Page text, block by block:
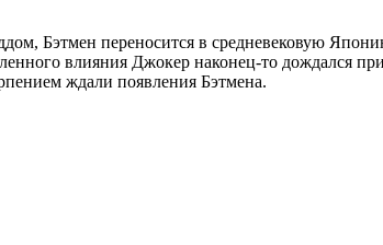
влияния Джокер наконец-то дождался
ждали появления Бэтмена.